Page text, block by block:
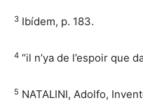
3 Ibídem, p. 183.
4 “il n’ya de l’espoir que
5 NATALINI, Adolfo,